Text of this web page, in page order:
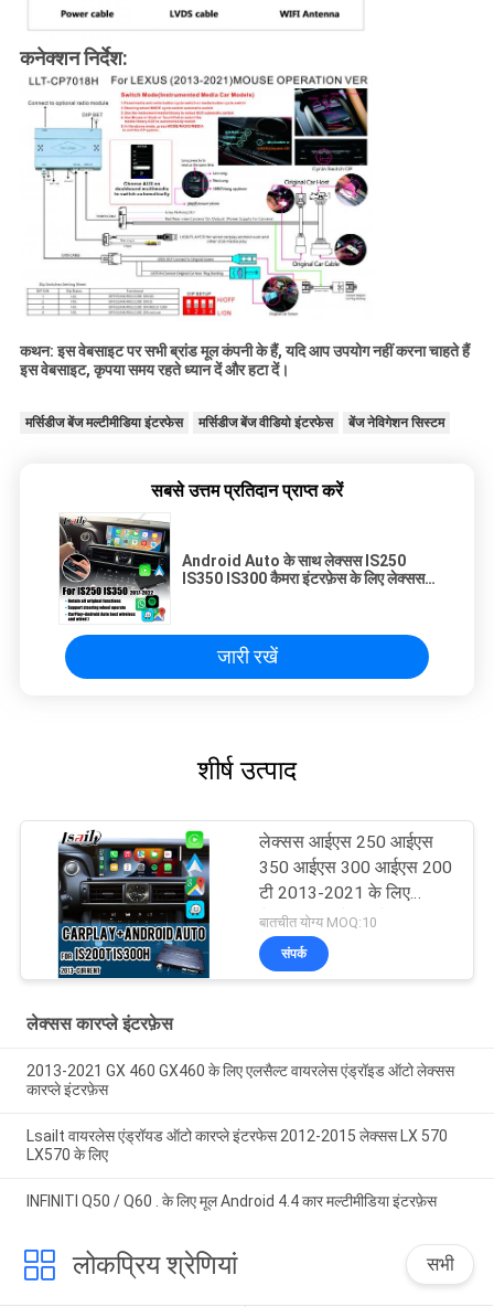
कनेक्शन निर्देश:
कथन: इस वेबसाइट पर सभी ब्रांड मूल कंपनी के हैं, यदि आप उपयोग नहीं करना चाहते हैं
इस वेबसाइट, कृपया समय रहते ध्यान दें और हटा दें।
मर्सिडीज बेंज मल्टीमीडिया इंटरफेस मर्सिडीज बेंज वीडियो इंटरफेस बेंज नेविगेशन सिस्टम
सबसे उत्तम प्रतिदान प्राप्त करें
Android Auto के साथ लेक्सस IS250
IS350 IS300 कैमरा इंटरफ़ेस के लिए लेक्सस
जारी रखें
शीर्ष उत्पाद
लेक्सस आईएस 250 आईएस
350 आईएस 300 आईएस 200
टी 2013-2021 के लिए
लेक्सस कारप्ले इंटरफ़ेस
बातचीत योग्य MOQ:10
संपर्क
लेक्सस कारप्ले इंटरफ़ेस
2013-2021 GX 460 GX460 के लिए एलसैल्ट वायरलेस एंड्रॉइड ऑटो लेक्सस
कारप्ले इंटरफ़ेस
Lsailt वायरलेस एंड्रॉयड ऑटो कारप्ले इंटरफेस 2012-2015 लेक्सस LX 570
LX570 के लिए
INFINITI Q50 / Q60 . के लिए मूल Android 4.4 कार मल्टीमीडिया इंटरफ़ेस
लोकप्रिय श्रेणियां सभी